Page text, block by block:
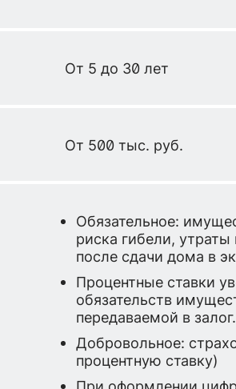
От 5 до 30 лет
От 500 тыс. руб.
Обязательное:
риска гибели,
после сдачи дома в
Процентные ставки
обязательств
передаваемой в залог.
Добровольное:
процентную ставку)